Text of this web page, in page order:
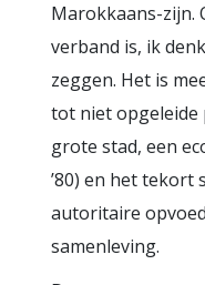
Marokkaans-zijn.
verband is, ik
zeggen. Het is
tot niet opgeleide
grote stad, een
’80) en het tekort
autoritaire
samenleving.